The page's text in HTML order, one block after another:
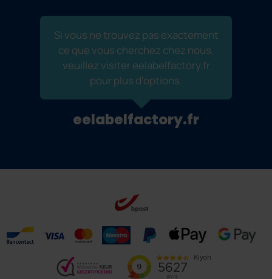
Si vous ne trouvez pas exactement
ce que vous cherchez chez nous,
veuillez visiter eelabelfactory.fr
pour plus d'options.
eelabelfactory.fr